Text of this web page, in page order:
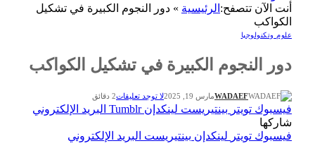
أنت الآن تتصفح:الرئيسية»دور النجوم الكبيرة في تشكيل
الكواكب
علوم وتكنولوجيا
دور النجوم الكبيرة في تشكيل الكواكب
WADAEFمارس 19, 2025 لا توجد تعليقات2 دقائق
فيسبوك تويتر بينتيريست لينكدإن Tumblr البريد الإلكتروني
شاركها
فيسبوك تويتر لينكدإن بينتيريست البريد الإلكتروني